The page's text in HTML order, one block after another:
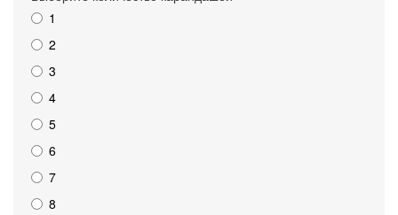
1
2
3
4
5
6
7
8